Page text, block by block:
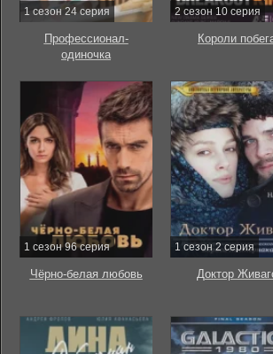
1 сезон 24 серия
Профессионал-
одиночка
2 сезон 10 серия
Короли
1 сезон 96 серия
Чёрно-белая любовь
1 сезон 2 серия
Доктор